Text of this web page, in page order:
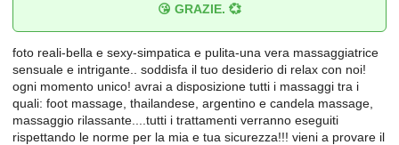
😘 GRAZIE. 💞
foto reali-bella e sexy-simpatica e pulita-una vera massaggiatrice
sensuale e intrigante.. soddisfa il tuo desiderio di relax con noi!
ogni momento unico! avrai a disposizione tutti i massaggi tra i
quali: foot massage, thailandese, argentino e candela massage,
massaggio rilassante....tutti i trattamenti verranno eseguiti
rispettando le norme per la mia e tua sicurezza!!! vieni a provare il